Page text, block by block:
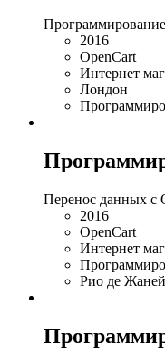
2016
OpenCart
Интернет
Лондон
Перенос данных с
2016
OpenCart
Интернет
Рио де